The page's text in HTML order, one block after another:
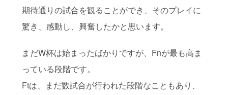
期待通りの試合を観ることができ、そのプレイに
驚き、感動し、興奮したかと思います。
まだW杯は始まったばかりですが、Fnが最も高ま
っている段階です。
Ftは、まだ数試合が行われた段階なこともあり、